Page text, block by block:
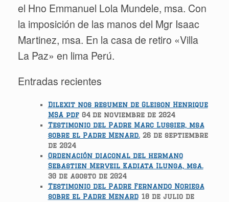
el Hno Emmanuel Lola Mundele, msa. Con
la imposición de las manos del Mgr Isaac
Martinez, msa. En la casa de retiro «Villa
La Paz» en lima Perú.
Entradas recientes
Dilexit nos resumen de Gleison Henrique
MSA pdf 04 de noviembre de 2024
Testimonio del Padre Marc Lussier, msa
sobre el Padre Menard. 26 de septiembre
de 2024
Ordenación diaconal del hermano
Sebastien Merveil Kadiata Ilunga, msa.
30 de agosto de 2024
Testimonio del Padre Fernando Noriega
sobre el Padre Menard 18 de julio de